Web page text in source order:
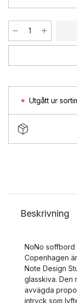
Utgått ur
Beskrivning
NoNo soffbord
Copenhagen
Note Design
glasskiva.
avvägda
intryck som